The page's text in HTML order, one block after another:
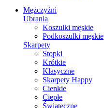
Mężczyźni
Ubrania
Koszulki męskie
Podkoszulki męskie
Skarpety
Stopki
Krótkie
Klasyczne
Skarpety Happy
Cienkie
Ciepłe
Świąteczne